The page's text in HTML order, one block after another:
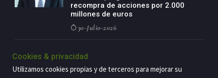
recompra de acciones por 2.000
millones de euros
30-Julio-2026
BBVA acelera el crecimiento de su
negocio agro con un modelo global
de especialización presente en siete
Cookies & privacidad
Utilizamos cookies propias y de terceros para mejorar su